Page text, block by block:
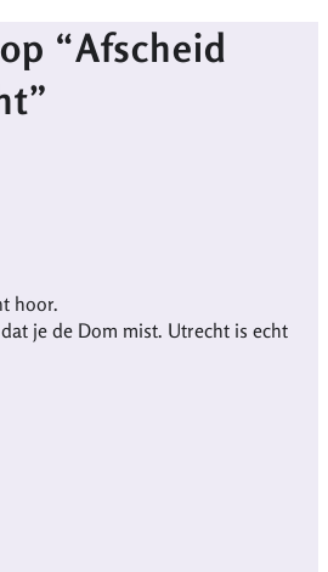
“Afscheid
hoor.
je de Dom mist. Utrecht is echt